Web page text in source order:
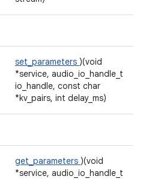
set_parameters )(void
*service, audio_io_handle_t
io_handle, const char
*kv_pairs, int delay_ms)
get_parameters )(void
*service, audio_io_handle_t